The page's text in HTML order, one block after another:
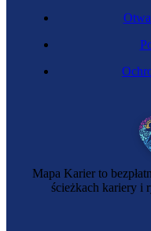
Mapa Karier to
ścieżkach kariery i